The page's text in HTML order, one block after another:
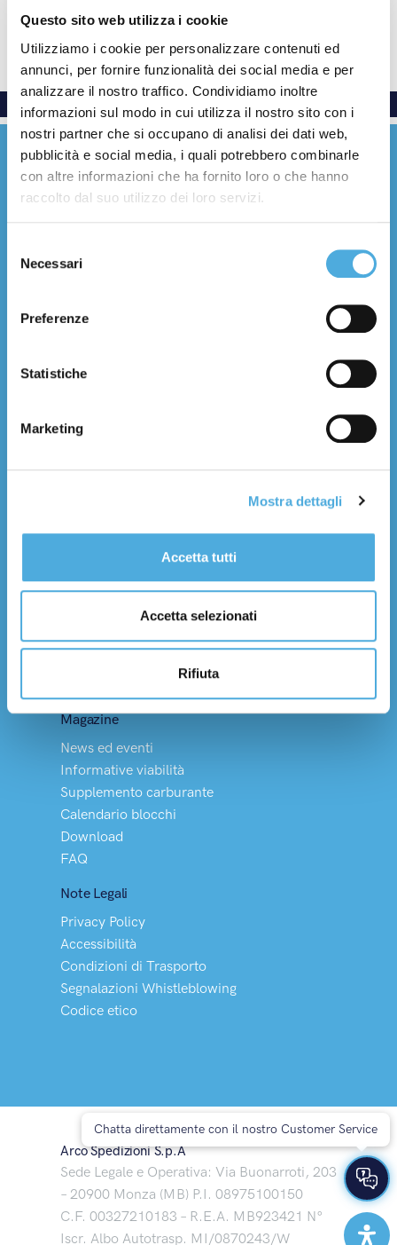
Questo sito web utilizza i cookie
Utilizziamo i cookie per personalizzare contenuti ed
annunci, per fornire funzionalità dei social media e per
analizzare il nostro traffico. Condividiamo inoltre
informazioni sul modo in cui utilizza il nostro sito con i
nostri partner che si occupano di analisi dei dati web,
pubblicità e social media, i quali potrebbero combinarle
con altre informazioni che ha fornito loro o che hanno
raccolto dal suo utilizzo dei loro servizi.
delNecessari
Preferenze
Statistiche
Marketing
Mostra dettagli
Accetta tutti
Accetta selezionati
Rifiuta
Divieti di Circolazione dei
Mezzi Pesanti
Divieti di Circolazione dei
Mezzi Pesanti
Threads
Filosofia e valori
Filiali
Lavora con noi
Trasporto nazionale
Trasporto internazionale
Tempi di consegna
Magazine
News ed eventi
Informative viabilità
Supplemento carburante
Calendario blocchi
Download
FAQ
Note Legali
Privacy Policy
Accessibilità
Condizioni di Trasporto
Segnalazioni Whistleblowing
Codice etico
Arco Spedizioni S.p.A
Sede Legale e Operativa: Via Buonarroti, 203
– 20900 Monza (MB) P.I. 08975100150
C.F. 00327210183 – R.E.A. MB923421 N°
Iscr. Albo Autotrasp. MI/0870243/W
Chatta direttamente con il nostro Customer Service